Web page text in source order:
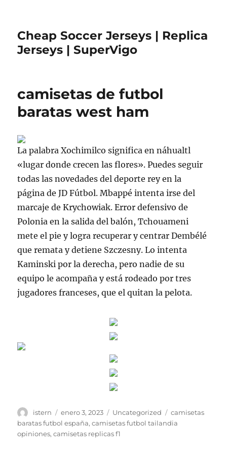
Cheap Soccer Jerseys | Replica
Jerseys | SuperVigo
camisetas de futbol
baratas west ham
La palabra Xochimilco significa en náhualtl
«lugar donde crecen las flores». Puedes seguir
todas las novedades del deporte rey en la
página de JD Fútbol. Mbappé intenta irse del
marcaje de Krychowiak. Error defensivo de
Polonia en la salida del balón, Tchouameni
mete el pie y logra recuperar y centrar Dembélé
que remata y detiene Szczesny. Lo intenta
Kaminski por la derecha, pero nadie de su
equipo le acompaña y está rodeado por tres
jugadores franceses, que el quitan la pelota.
Autor
istern
Publicado
el
enero 3, 2023 Categorías
Uncategorized Etiquetas
camisetas
baratas futbol españa,camisetas futbol tailandia
opiniones,camisetas replicas f1